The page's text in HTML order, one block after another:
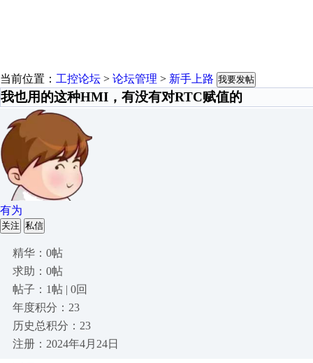
当前位置： 工控论坛 > 论坛管理 > 新手上路 我要发帖
我也用的这种HMI，有没有对RTC赋值的
有为
关注 私信
精华：0帖
求助：0帖
帖子：1帖 | 0回
年度积分：23
历史总积分：23
注册：2024年4月24日